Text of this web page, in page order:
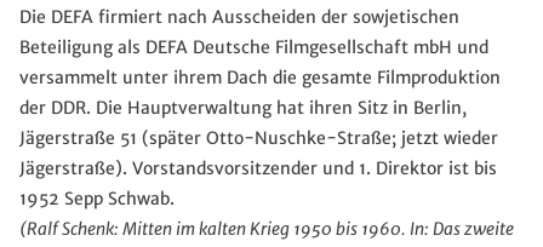
Die DEFA firmiert nach Ausscheiden der sowjetischen
Beteiligung als DEFA Deutsche Filmgesellschaft mbH und
versammelt unter ihrem Dach die gesamte Filmproduktion
der DDR. Die Hauptverwaltung hat ihren Sitz in Berlin,
Jägerstraße 51 (später Otto-Nuschke-Straße; jetzt wieder
Jägerstraße). Vorstandsvorsitzender und 1. Direktor ist bis
1952 Sepp Schwab.
(Ralf Schenk: Mitten im kalten Krieg 1950 bis 1960. In: Das zweite